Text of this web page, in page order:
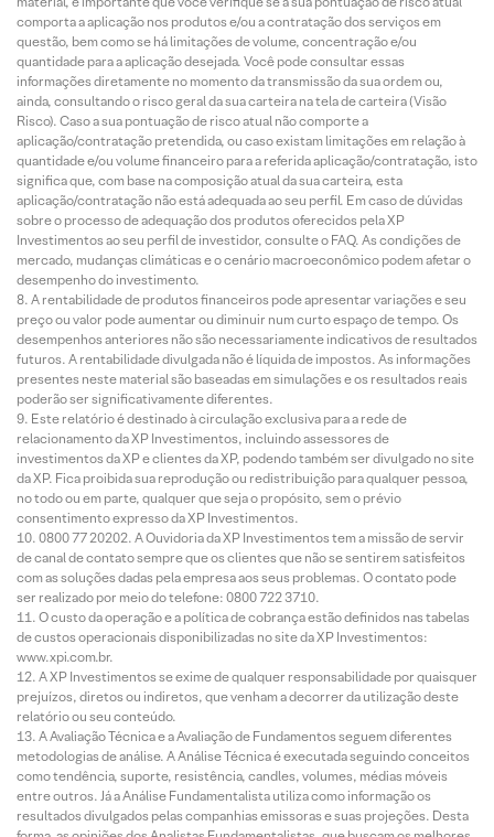
comporta a aplicação nos produtos e/ou a contratação dos serviços em
questão, bem como se há limitações de volume, concentração e/ou
quantidade para a aplicação desejada. Você pode consultar essas
informações diretamente no momento da transmissão da sua ordem ou,
ainda, consultando o risco geral da sua carteira na tela de carteira (Visão
Risco). Caso a sua pontuação de risco atual não comporte a
aplicação/contratação pretendida, ou caso existam limitações em relação à
quantidade e/ou volume financeiro para a referida aplicação/contratação, isto
significa que, com base na composição atual da sua carteira, esta
aplicação/contratação não está adequada ao seu perfil. Em caso de dúvidas
sobre o processo de adequação dos produtos oferecidos pela XP
Investimentos ao seu perfil de investidor, consulte o FAQ. As condições de
mercado, mudanças climáticas e o cenário macroeconômico podem afetar o
desempenho do investimento.
A rentabilidade de produtos financeiros pode apresentar variações e seu
preço ou valor pode aumentar ou diminuir num curto espaço de tempo. Os
desempenhos anteriores não são necessariamente indicativos de resultados
futuros. A rentabilidade divulgada não é líquida de impostos. As informações
presentes neste material são baseadas em simulações e os resultados reais
poderão ser significativamente diferentes.
Este relatório é destinado à circulação exclusiva para a rede de
relacionamento da XP Investimentos, incluindo assessores de
investimentos da XP e clientes da XP, podendo também ser divulgado no site
da XP. Fica proibida sua reprodução ou redistribuição para qualquer pessoa,
no todo ou em parte, qualquer que seja o propósito, sem o prévio
consentimento expresso da XP Investimentos.
0800 77 20202. A Ouvidoria da XP Investimentos tem a missão de servir
de canal de contato sempre que os clientes que não se sentirem satisfeitos
com as soluções dadas pela empresa aos seus problemas. O contato pode
ser realizado por meio do telefone: 0800 722 3710.
O custo da operação e a política de cobrança estão definidos nas tabelas
de custos operacionais disponibilizadas no site da XP Investimentos:
www.xpi.com.br.
A XP Investimentos se exime de qualquer responsabilidade por quaisquer
prejuízos, diretos ou indiretos, que venham a decorrer da utilização deste
relatório ou seu conteúdo.
A Avaliação Técnica e a Avaliação de Fundamentos seguem diferentes
metodologias de análise. A Análise Técnica é executada seguindo conceitos
como tendência, suporte, resistência, candles, volumes, médias móveis
entre outros. Já a Análise Fundamentalista utiliza como informação os
resultados divulgados pelas companhias emissoras e suas projeções. Desta